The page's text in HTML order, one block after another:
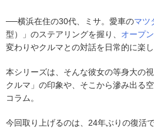
──横浜在住の30代、ミサ。愛車のマツ
型）」のステアリングを握り、 オープ
変わりやクルマとの対話を日常的に楽し
本シリーズは、そんな彼女の等身大の
クルマ」の印象や、そこから滲み出る
コラム。
今回取り上げるのは、24年ぶりの復活